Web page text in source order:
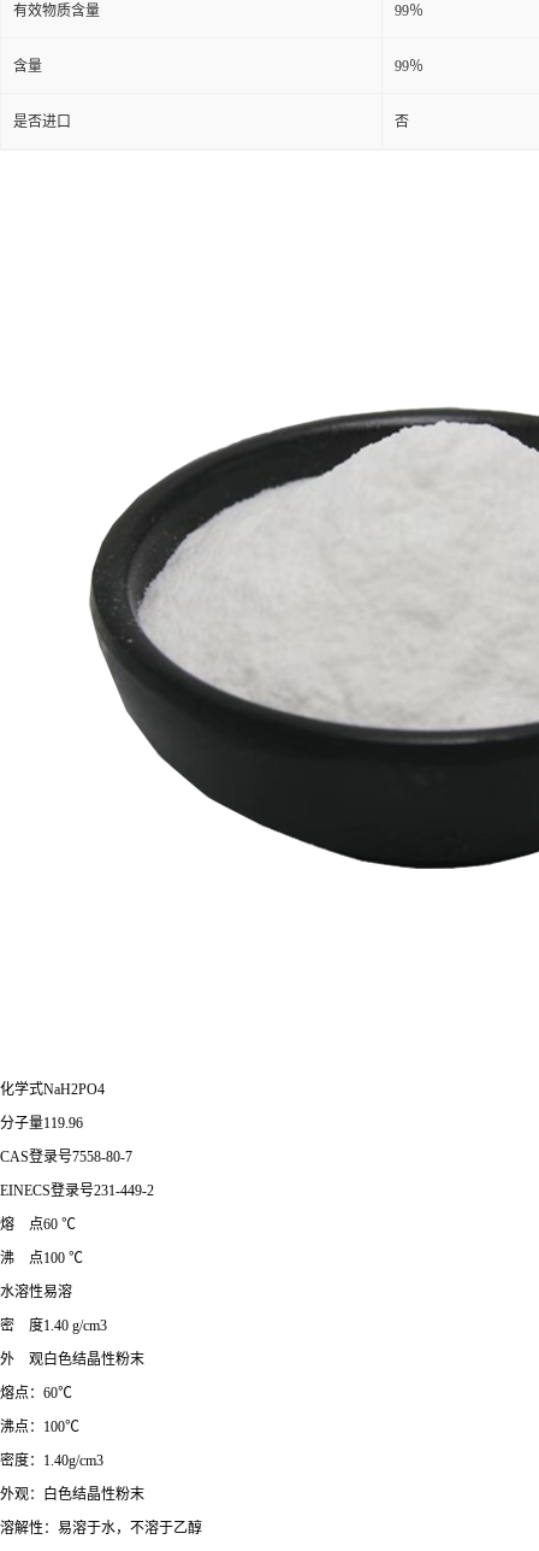
有效物质含量 99％
含量 99％
是否进口 否
化学式NaH2PO4
分子量119.96
CAS登录号7558-80-7
EINECS登录号231-449-2
熔 点60 ℃
沸 点100 ℃
水溶性易溶
密 度1.40 g/cm3
外 观白色结晶性粉末
熔点：60℃
沸点：100℃
密度：1.40g/cm3
外观：白色结晶性粉末
溶解性：易溶于水，不溶于乙醇